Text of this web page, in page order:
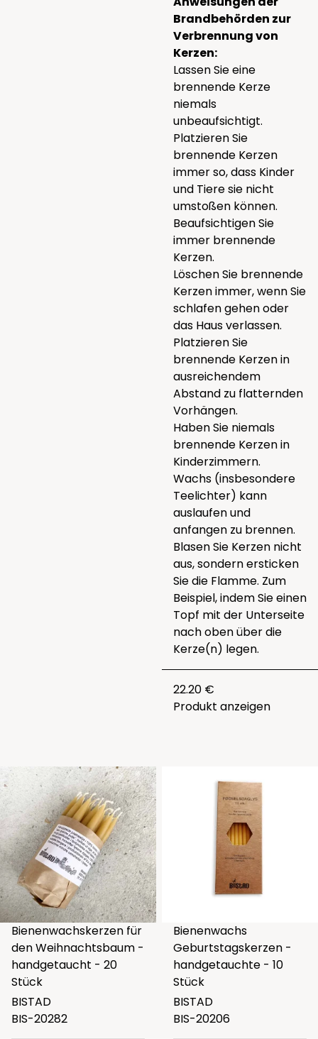
Brandbehörden zur
Verbrennung von
Kerzen:
Lassen Sie eine
brennende Kerze
niemals
unbeaufsichtigt.
Platzieren Sie
brennende Kerzen
immer so, dass Kinder
und Tiere sie nicht
umstoßen können.
Beaufsichtigen Sie
immer brennende
Kerzen.
Löschen Sie brennende
Kerzen immer, wenn Sie
schlafen gehen oder
das Haus verlassen.
Platzieren Sie
brennende Kerzen in
ausreichendem
Abstand zu flatternden
Vorhängen.
Haben Sie niemals
brennende Kerzen in
Kinderzimmern.
Wachs (insbesondere
Teelichter) kann
auslaufen und
anfangen zu brennen.
Blasen Sie Kerzen nicht
aus, sondern ersticken
Sie die Flamme. Zum
Beispiel, indem Sie einen
Topf mit der Unterseite
nach oben über die
Kerze(n) legen.
22.20 €
Produkt anzeigen
Bienenwachskerzen für
den Weihnachtsbaum -
handgetaucht - 20
Stück
BISTAD
BIS-20282
Bienenwachs
Geburtstagskerzen -
handgetauchte - 10
Stück
BISTAD
BIS-20206